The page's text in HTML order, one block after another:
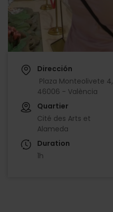
Dirección
Plaza Monteolivete 4,
46006 - València
Quartier
Cité des Arts et
Alameda
Duration
1h